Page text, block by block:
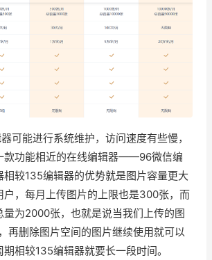
可能进行系统维护，访问速度有些慢，
款功能相近的在线编辑器——96微信编
相较135编辑器的优势就是图片容量更大
，每月上传图片的上限也是300张，而
量为2000张，也就是说当我们上传的图
再删除图片空间的图片继续使用就可以
相较135编辑器就要长一段时间。